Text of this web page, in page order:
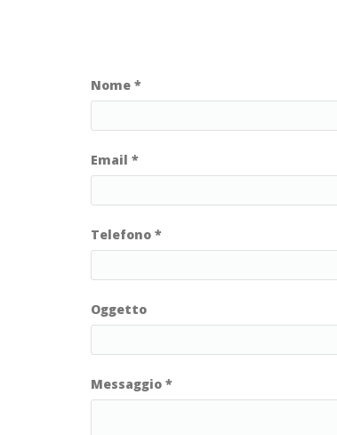
Nome *
Email *
Telefono *
Oggetto
Messaggio *